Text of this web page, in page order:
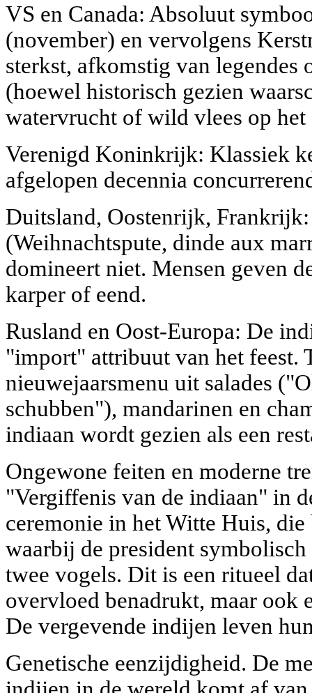
VS en Canada: Absoluut
(november) en vervolgens
sterkst, afkomstig van legendes
(hoewel historisch gezien
watervrucht of wild vlees op het
Verenigd Koninkrijk: Klassiek
afgelopen decennia
Duitsland, Oostenrijk,
(Weihnachtspute, dinde aux
domineert niet. Mensen geven
karper of eend.
Rusland en Oost-Europa: De
"import" attribuut van het feest.
nieuwejaarsmenu uit salades
schubben"), mandarinen en
indiaan wordt gezien als een
Ongewone feiten en moderne
"Vergiffenis van de indiaan" in
ceremonie in het Witte Huis,
waarbij de president
twee vogels. Dit is een ritueel
overvloed benadrukt, maar ook
De vergevende indijen leven
Genetische eenzijdigheid. De